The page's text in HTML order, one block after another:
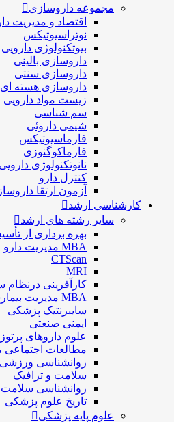
مجموعه داروسازی
اقتصاد و مديريت
نوتراسیوتیکس
بيوتكنولوژی دارویی
داروسازی بالينی
داروسازی سنتی
داروسازی هسته ای
زیست مواد دارویی
سم شناسی
شيمی داروئی
فارماسيوتيكس
فارماكوگنوزی
نانوتکنولوژی دارویی
كنترل دارو
آزمون ارتقا
کارشناسی ارشد
سایر رشته های ارشد
بهره برداری از
MBA مدیریت دارو
CTScan
MRI
کارآفرینی درنظام
MBA مدیریت بیمارستانی
سایبرنتیک پزشکی
ایمنی صنعتی
علوم داروهای پرتوزا
مطالعات اجتماعی
روانشناسی ورزشی
سلامت و ترافیک
روانشناسی سلامت
تاریخ علوم پزشکی
علوم پایه پزشکی